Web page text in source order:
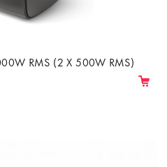
RMS (2 X 500W RMS)